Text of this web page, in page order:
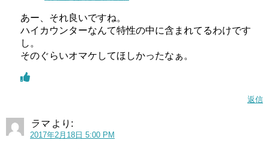
あー、それ良いですね。
ハイカウンターなんて特性の中に含まれてるわけです
し。
そのぐらいオマケしてほしかったなぁ。
返信
ラマ より:
2017年2月18日 5:00 PM